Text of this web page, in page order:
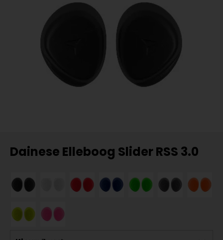
Dainese Elleboog Slider RSS 3.0